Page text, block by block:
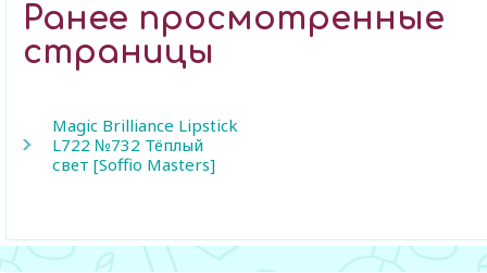
Ранее просмотренные
страницы
Magic Brilliance Lipstick
L722 №732 Тёплый
свет [Soffio Masters]